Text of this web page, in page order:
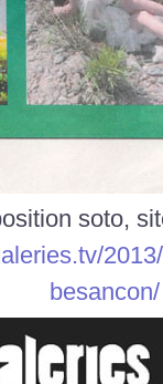
soto,
besancon/